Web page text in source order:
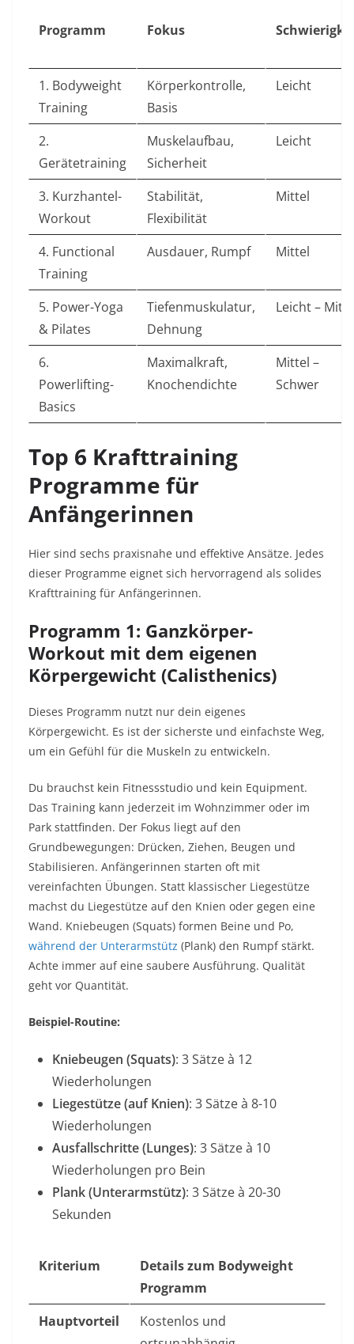
Programm Fokus
1. Bodyweight
Training
Körperkontrolle,
Basis
Leicht
2.
Gerätetraining
Muskelaufbau,
Sicherheit
Leicht
3. Kurzhantel-
Workout
Stabilität,
Flexibilität
Mittel
4. Functional
Training
Ausdauer, Rumpf Mittel
5. Power-Yoga
& Pilates
Tiefenmuskulatur,
Dehnung
Leicht –
6.
Powerlifting-
Basics
Maximalkraft,
Knochendichte
Mittel –
Schwer
Top 6 Krafttraining
Programme für
Anfängerinnen
Hier sind sechs praxisnahe und effektive Ansätze. Jedes
dieser Programme eignet sich hervorragend als solides
Krafttraining für Anfängerinnen.
Programm 1: Ganzkörper-
Workout mit dem eigenen
Körpergewicht (Calisthenics)
Dieses Programm nutzt nur dein eigenes
Körpergewicht. Es ist der sicherste und einfachste Weg,
um ein Gefühl für die Muskeln zu entwickeln.
Du brauchst kein Fitnessstudio und kein Equipment.
Das Training kann jederzeit im Wohnzimmer oder im
Park stattfinden. Der Fokus liegt auf den
Grundbewegungen: Drücken, Ziehen, Beugen und
Stabilisieren. Anfängerinnen starten oft mit
vereinfachten Übungen. Statt klassischer Liegestütze
machst du Liegestütze auf den Knien oder gegen eine
Wand. Kniebeugen (Squats) formen Beine und Po,
während der Unterarmstütz (Plank) den Rumpf stärkt.
Achte immer auf eine saubere Ausführung. Qualität
geht vor Quantität.
Beispiel-Routine:
Kniebeugen (Squats): 3 Sätze à 12
Wiederholungen
Liegestütze (auf Knien): 3 Sätze à 8-10
Wiederholungen
Ausfallschritte (Lunges): 3 Sätze à 10
Wiederholungen pro Bein
Plank (Unterarmstütz): 3 Sätze à 20-30
Sekunden
Kriterium
Details zum Bodyweight
Programm
Hauptvorteil
Kostenlos und